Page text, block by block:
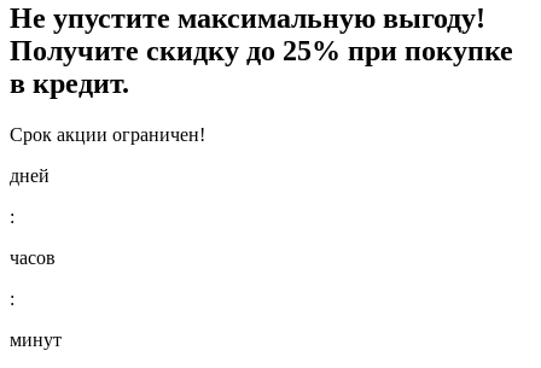
Не упустите максимальную выгоду!
Получите скидку до 25% при покупке
в кредит.
Срок акции ограничен!
дней
:
часов
:
минут